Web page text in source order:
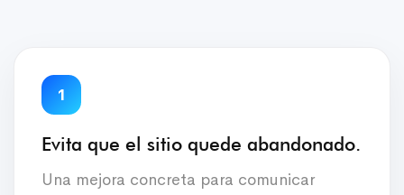
1
Evita que el sitio quede abandonado.
Una mejora concreta para comunicar